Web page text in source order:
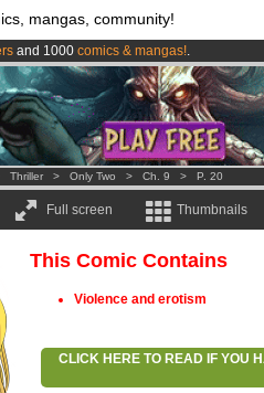
mangas, community!
and 1000 comics & mangas!.
LIVE!.
3.95 euros per month !Get membership
Thriller > Only Two > Ch. 9 > P. 20
Full screen Thumbnails
This Comic Contains
Violence and erotism
CLICK HERE TO READ IF YOU